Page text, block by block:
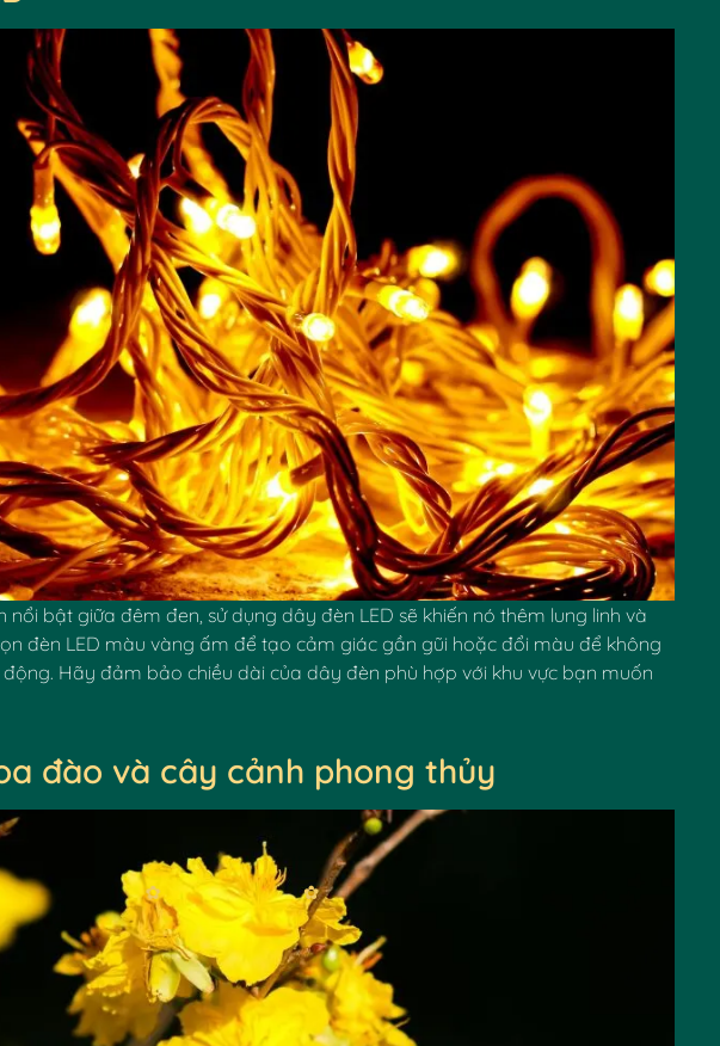
nổi bật giữa đêm đen, sử dụng dây đèn LED sẽ khiến nó thêm lung linh và
đèn LED màu vàng ấm để tạo cảm giác gần gũi hoặc đổi màu để không
Hãy đảm bảo chiều dài của dây đèn phù hợp với khu vực bạn muốn
đào và cây cảnh phong thủy
✿